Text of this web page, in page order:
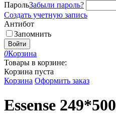
ПарольЗабыли пароль?
Создать учетную запись
Антибот
Запомнить
Войти
0Корзина
Товары в корзине:
Корзина пуста
Корзина Оформить заказ
Essense 249*500